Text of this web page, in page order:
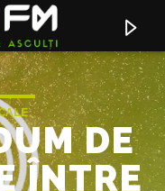
DE
ÎNTRE